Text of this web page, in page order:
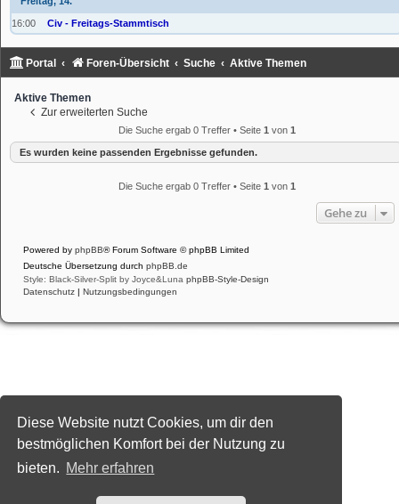
Diese Website nutzt Cookies, um dir den
bestmöglichen Komfort bei der Nutzung zu
bieten. Mehr erfahren
16:00 Civ - Freitags-Stammtisch
Portal Foren-Übersicht Suche Aktive Themen
Aktive Themen
Zur erweiterten Suche
Die Suche ergab 0 Treffer • Seite 1 von 1
Es wurden keine passenden Ergebnisse gefunden.
Die Suche ergab 0 Treffer • Seite 1 von 1
Gehe zu
Powered by phpBB® Forum Software © phpBB Limited
Deutsche Übersetzung durch phpBB.de
Style: Black-Silver-Split by Joyce&Luna phpBB-Style-Design
Datenschutz
Nutzungsbedingungen